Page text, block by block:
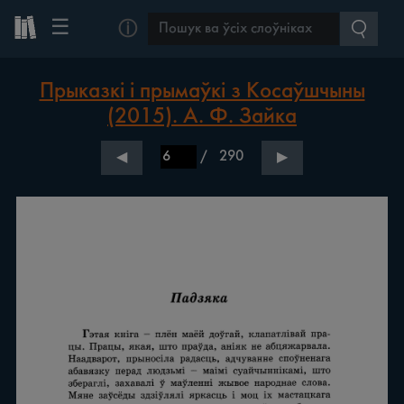
☰ ⓘ
Прыказкі і прымаўкі з Косаўшчыны
(2015). А. Ф. Зайка
◀ / 290 ▶